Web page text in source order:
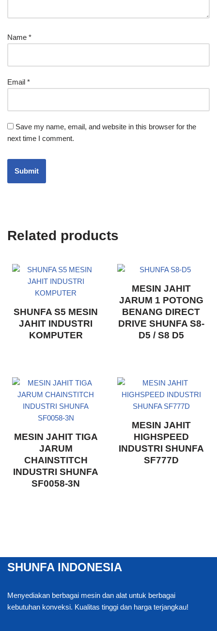
Name *
Email *
Save my name, email, and website in this browser for the
next time I comment.
Related products
SHUNFA S5 MESIN
JAHIT INDUSTRI
KOMPUTER
MESIN JAHIT
JARUM 1 POTONG
BENANG DIRECT
DRIVE SHUNFA S8-
D5 / S8 D5
MESIN JAHIT TIGA
JARUM
CHAINSTITCH
INDUSTRI SHUNFA
SF0058-3N
MESIN JAHIT
HIGHSPEED
INDUSTRI SHUNFA
SF777D
SHUNFA INDONESIA
Menyediakan berbagai mesin dan alat untuk berbagai
kebutuhan konveksi. Kualitas tinggi dan harga terjangkau!